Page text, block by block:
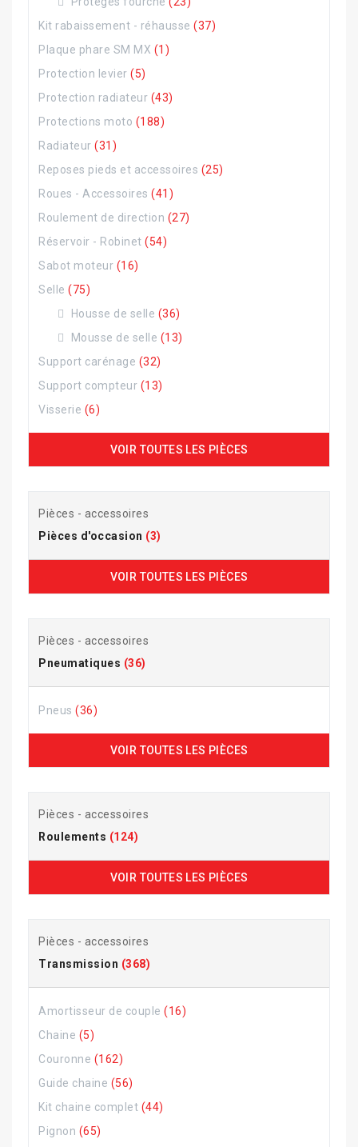
Kit rabaissement - réhausse (37)
Plaque phare SM MX (1)
Protection levier (5)
Protection radiateur (43)
Protections moto (188)
Radiateur (31)
Reposes pieds et accessoires (25)
Roues - Accessoires (41)
Roulement de direction (27)
Réservoir - Robinet (54)
Sabot moteur (16)
Selle (75)
Housse de selle (36)
Mousse de selle (13)
Support carénage (32)
Support compteur (13)
Visserie (6)
VOIR TOUTES LES PIÈCES
Pièces - accessoires
Pièces d'occasion (3)
VOIR TOUTES LES PIÈCES
Pièces - accessoires
Pneumatiques (36)
Pneus (36)
VOIR TOUTES LES PIÈCES
Pièces - accessoires
Roulements (124)
VOIR TOUTES LES PIÈCES
Pièces - accessoires
Transmission (368)
Amortisseur de couple (16)
Chaine (5)
Couronne (162)
Guide chaine (56)
Kit chaine complet (44)
Pignon (65)